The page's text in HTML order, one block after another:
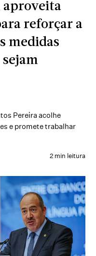
aproveita
reforçar a
medidas
Pereira acolhe
e promete trabalhar
2 min leitura